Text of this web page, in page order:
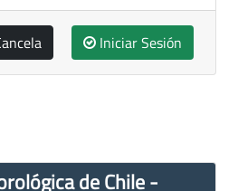
Iniciar Sesión
de Chile -